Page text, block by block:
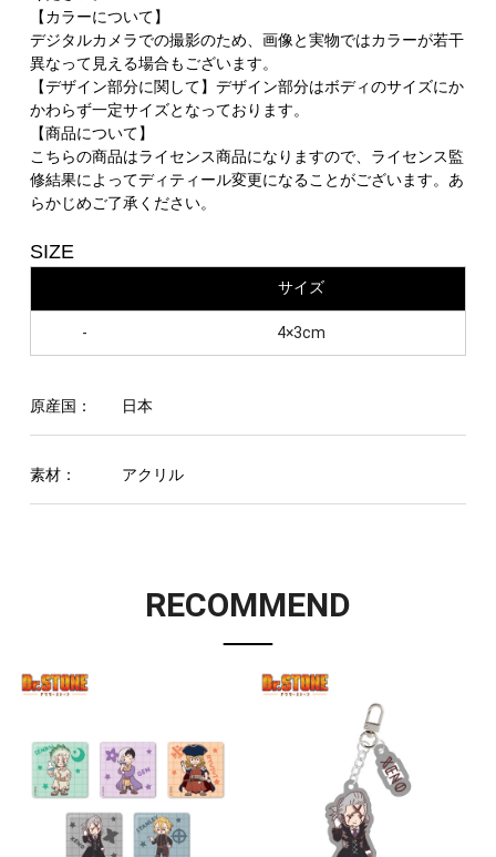
【カラーについて】
デジタルカメラでの撮影のため、画像と実物ではカラーが若干
異なって見える場合もございます。
【デザイン部分に関して】デザイン部分はボディのサイズにか
かわらず一定サイズとなっております。
【商品について】
こちらの商品はライセンス商品になりますので、ライセンス監
修結果によってディティール変更になることがございます。あ
らかじめご了承ください。
SIZE
サイズ
- 4×3cm
原産国： 日本
素材： アクリル
RECOMMEND